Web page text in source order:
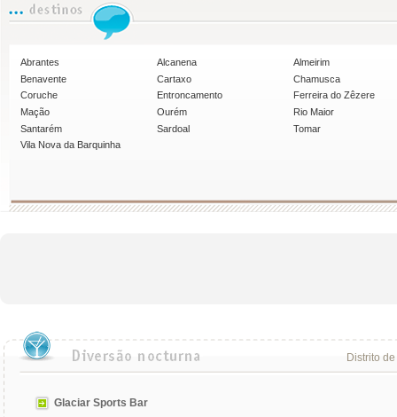
Abrantes Alcanena
Almeirim
Benavente
Cartaxo
Chamusca
Coruche
Entroncamento
Ferreira do Zêzere
Mação
Ourém
Rio Maior
Santarém
Sardoal
Tomar
Vila Nova da Barquinha
Distrito de
Glaciar Sports Bar